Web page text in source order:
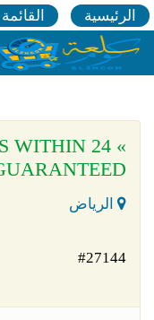
الرئيسية
WITHIN 24
الرياض
#27144